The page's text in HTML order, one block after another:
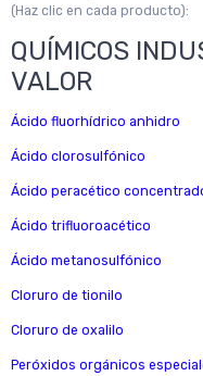
(Haz clic en cada producto):
QUÍMICOS
VALOR
Ácido fluorhídrico anhidro
Ácido clorosulfónico
Ácido peracético
Ácido trifluoroacético
Ácido metanosulfónico
Cloruro de tionilo
Cloruro de oxalilo
Peróxidos orgánicos